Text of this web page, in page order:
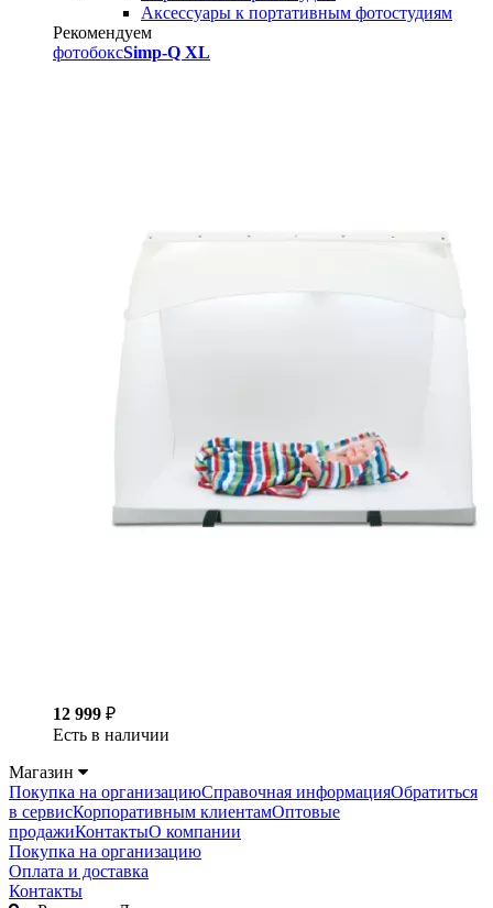
Аксессуары к портативным фотостудиям
Рекомендуем
фотобоксSimp-Q XL
12 999 ₽
Есть в наличии
Магазин
Покупка на организациюСправочная информацияОбратиться
в сервисКорпоративным клиентамОптовые
продажиКонтактыО компании
Покупка на организацию
Оплата и доставка
Контакты